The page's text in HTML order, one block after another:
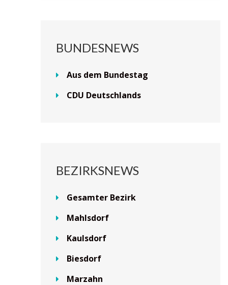
BUNDESNEWS
Aus dem Bundestag
CDU Deutschlands
BEZIRKSNEWS
Gesamter Bezirk
Mahlsdorf
Kaulsdorf
Biesdorf
Marzahn